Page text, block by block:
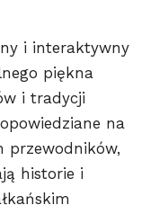
i interaktywny
piękna
i tradycji
na
przewodników,
historie i